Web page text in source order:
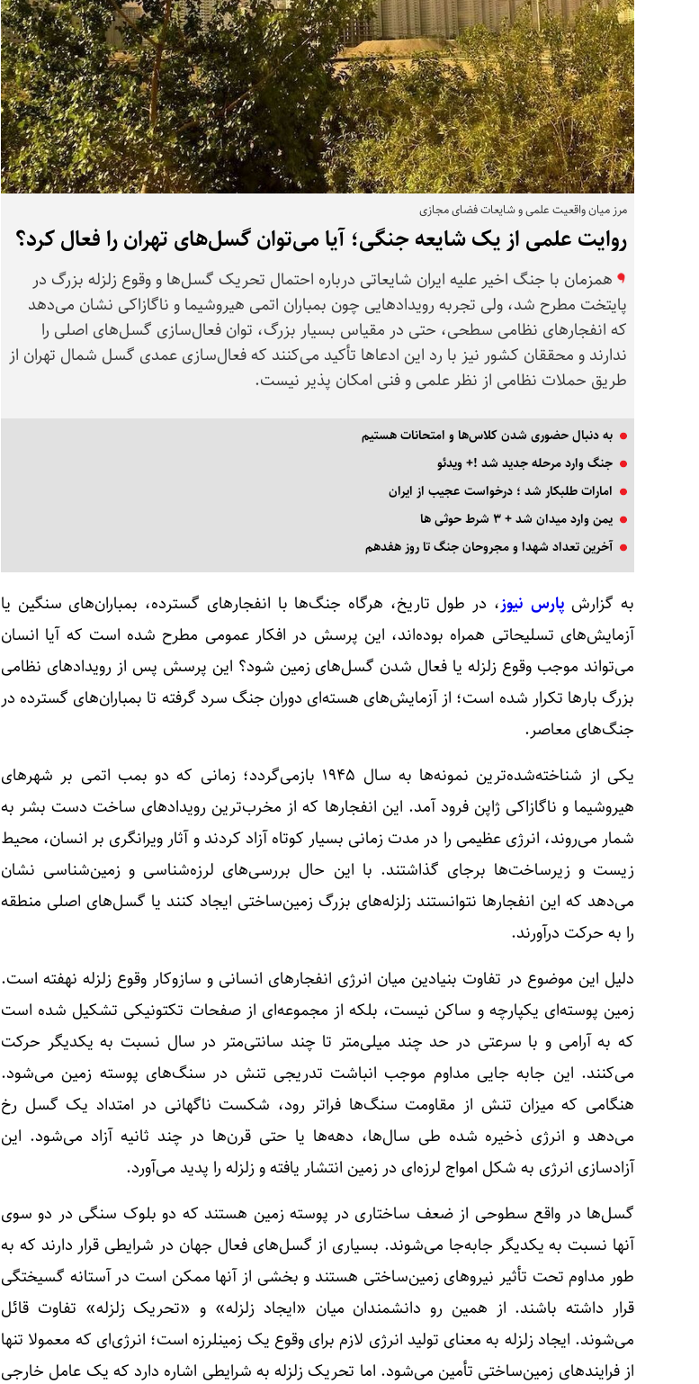
مرز میان واقعیت علمی و شایعات فضای مجازی
روایت علمی از یک شایعه جنگی؛ آیا می‌توان گسل‌های تهران را فعال کرد؟
همزمان با جنگ اخیر علیه ایران شایعاتی درباره احتمال تحریک گسل‌ها و وقوع زلزله بزرگ در
پایتخت مطرح شد، ولی تجربه رویدادهایی چون بمباران اتمی هیروشیما و ناگازاکی نشان می‌دهد
که انفجارهای نظامی سطحی، حتی در مقیاس بسیار بزرگ، توان فعال‌سازی گسل‌های اصلی را
ندارند و محققان کشور نیز با رد این ادعاها تأکید می‌کنند که فعال‌سازی عمدی گسل شمال تهران از
طریق حملات نظامی از نظر علمی و فنی امکان پذیر نیست.
به دنبال حضوری شدن کلاس‌ها و امتحانات هستیم
جنگ وارد مرحله جدید شد !+ ویدئو
امارات طلبکار شد ؛ درخواست عجیب از ایران
یمن وارد میدان شد + ۳ شرط حوثی‌ ها
آخرین تعداد شهدا و مجروحان جنگ تا روز هفدهم
به گزارش پارس نیوز، در طول تاریخ، هرگاه جنگ‌ها با انفجارهای گسترده، بمباران‌های سنگین یا
آزمایش‌های تسلیحاتی همراه بوده‌اند، این پرسش در افکار عمومی مطرح شده است که آیا انسان
می‌تواند موجب وقوع زلزله یا فعال شدن گسل‌های زمین شود؟ این پرسش پس از رویدادهای نظامی
بزرگ بارها تکرار شده است؛ از آزمایش‌های هسته‌ای دوران جنگ سرد گرفته تا بمباران‌های گسترده در
جنگ‌های معاصر.
یکی از شناخته‌شده‌ترین نمونه‌ها به سال ۱۹۴۵ بازمی‌گردد؛ زمانی که دو بمب اتمی بر شهرهای
هیروشیما و ناگازاکی ژاپن فرود آمد. این انفجارها که از مخرب‌ترین رویدادهای ساخت دست بشر به
شمار می‌روند، انرژی عظیمی را در مدت زمانی بسیار کوتاه آزاد کردند و آثار ویرانگری بر انسان، محیط
‌زیست و زیرساخت‌ها برجای گذاشتند. با این حال بررسی‌های لرزه‌شناسی و زمین‌شناسی نشان
می‌دهد که این انفجارها نتوانستند زلزله‌های بزرگ زمین‌ساختی ایجاد کنند یا گسل‌های اصلی منطقه
را به حرکت درآورند.
دلیل این موضوع در تفاوت بنیادین میان انرژی انفجارهای انسانی و سازوکار وقوع زلزله نهفته است.
زمین پوسته‌ای یکپارچه و ساکن نیست، بلکه از مجموعه‌ای از صفحات تکتونیکی تشکیل شده است
که به‌ آرامی و با سرعتی در حد چند میلی‌متر تا چند سانتی‌متر در سال نسبت به یکدیگر حرکت
می‌کنند. این جابه ‌جایی مداوم موجب انباشت تدریجی تنش در سنگ‌های پوسته زمین می‌شود.
هنگامی که میزان تنش از مقاومت سنگ‌ها فراتر رود، شکست ناگهانی در امتداد یک گسل رخ
می‌دهد و انرژی ذخیره ‌شده طی سال‌ها، دهه‌ها یا حتی قرن‌ها در چند ثانیه آزاد می‌شود. این
آزادسازی انرژی به شکل امواج لرزه‌ای در زمین انتشار یافته و زلزله را پدید می‌آورد.
گسل‌ها در واقع سطوحی از ضعف ساختاری در پوسته زمین هستند که دو بلوک سنگی در دو سوی
آنها نسبت به یکدیگر جابه‌جا می‌شوند. بسیاری از گسل‌های فعال جهان در شرایطی قرار دارند که به
طور مداوم تحت تأثیر نیروهای زمین‌ساختی هستند و بخشی از آنها ممکن است در آستانه گسیختگی
قرار داشته باشند. از همین رو دانشمندان میان «ایجاد زلزله» و «تحریک زلزله» تفاوت قائل
می‌شوند. ایجاد زلزله به معنای تولید انرژی لازم برای وقوع یک زمینلرزه است؛ انرژی‌ای که معمولا تنها
از فرایندهای زمین‌ساختی تأمین می‌شود. اما تحریک زلزله به شرایطی اشاره دارد که یک عامل خارجی